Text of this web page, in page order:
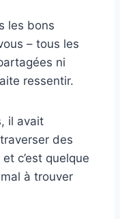
les bons
– tous les
ni
ressentir.
il avait
des
c’est quelque
à trouver